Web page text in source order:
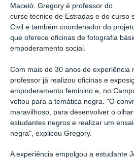
Maceió. Gregory é professor do
curso técnico de Estradas e do curso
Civil e também coordenador do
que oferece oficinas de fotografia
empoderamento social.
Com mais de 30 anos de experiência
professor já realizou oficinas e
empoderamento feminino e, no
voltou para a temática negra. "O
maravilhoso, para desenvolver o
estudantes negros e realizar um
negra", explicou Gregory.
A experiência empolgou a estudante